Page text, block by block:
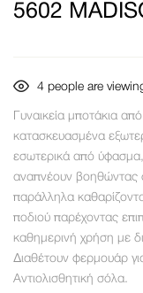
5602
4 people are
Γυναικεία μποτάκια
κατασκευασμένα
εσωτερικά από
αναπνέουν
παράλληλα
ποδιού παρέχοντας
καθημερινή χρήση με
Διαθέτουν φερμουάρ
Αντιολισθητική σόλα.